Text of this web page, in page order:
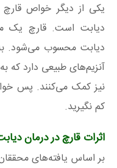
یکی از دیگر خواص قارچ
دیابت است. قارچ یک
دیابت محسوب می‌شود.‌ به
آنزیم‌های طبیعی دارد که
نیز کمک می‌کنند. پس
کم نگیرید.
اثرات قارچ در درمان
بر اساس یافته‌های